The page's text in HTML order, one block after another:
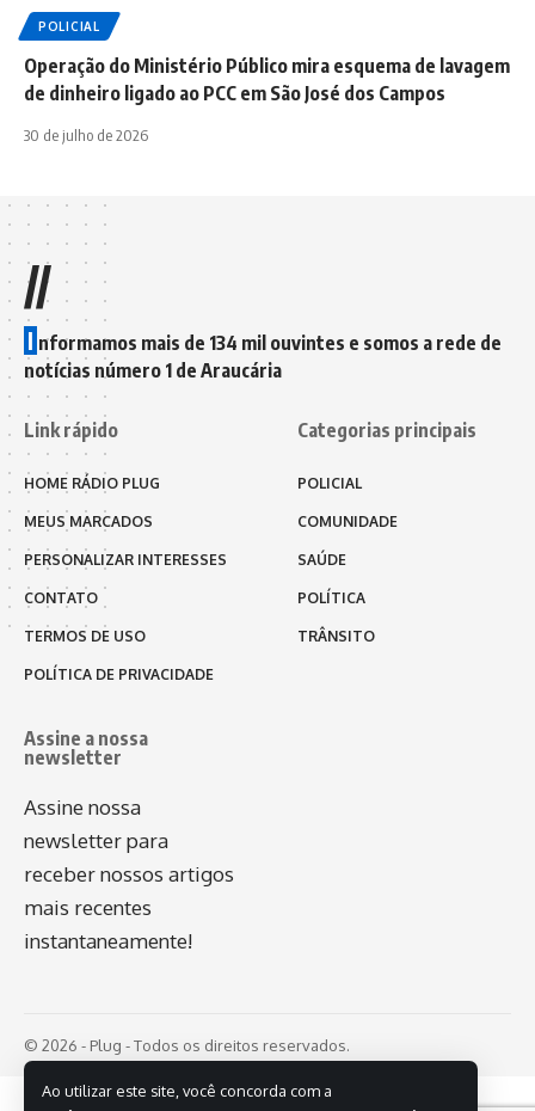
Ao utilizar este site, você concorda com a
POLICIAL
Operação do Ministério Público mira esquema de lavagem
de dinheiro ligado ao PCC em São José dos Campos
30 de julho de 2026
//
I nformamos mais de 134 mil ouvintes e somos a rede de
notícias número 1 de Araucária
Link rápido
HOME RÁDIO PLUG
MEUS MARCADOS
PERSONALIZAR INTERESSES
CONTATO
TERMOS DE USO
POLÍTICA DE PRIVACIDADE
Categorias principais
POLICIAL
COMUNIDADE
SAÚDE
POLÍTICA
TRÂNSITO
Assine a nossa
newsletter
Assine nossa
newsletter para
receber nossos artigos
mais recentes
instantaneamente!
© 2026 - Plug - Todos os direitos reservados.